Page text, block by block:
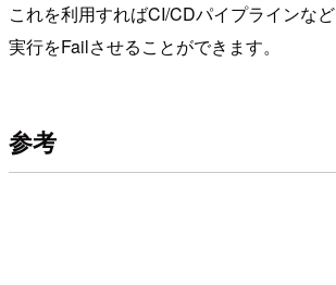
これを利用すればCI/CDパイプラインな
実行をFailさせることができます。
参考